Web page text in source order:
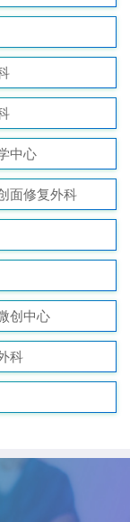
中心
面修复外科
创中心
科